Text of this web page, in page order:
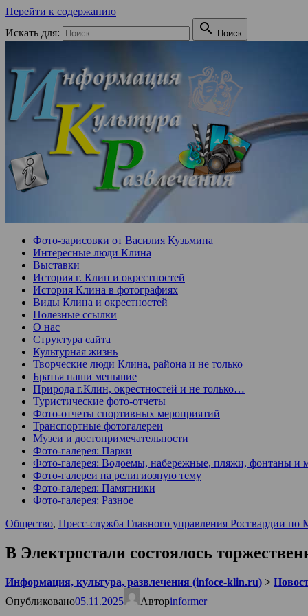
Перейти к содержанию
Искать для:
 Поиск
Фото-зарисовки от Василия Кузьмина
Интересные люди Клина
Выставки
История г. Клин и окрестностей
История Клина в фотографиях
Виды Клина и окрестностей
Полезные ссылки
О нас
Структура сайта
Культурная жизнь
Творческие люди Клина, района и не только
Братья наши меньшие
Природа г.Клин, окрестностей и не только…
Туристические фото-отчеты
Фото-отчеты спортивных мероприятий
Транспортные фотогалереи
Музеи и достопримечательности
Фото-галерея: Парки
Фото-галерея: Водоемы, набережные, пляжи, фонтаны и
Фото-галереи на религиозную тему
Фото-галерея: Памятники
Фото-галерея: Разное
Общество, Пресс-служба Главного управления Росгвардии по
В Электростали состоялось
Информация, культура, развлечения (infoce-klin.ru) >
Опубликовано05.11.2025 Авторinformer